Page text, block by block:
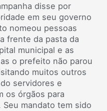
disse por
em seu governo
nomeou pessoas
frente da pasta da
municipal e as
o prefeito não parou
muitos outros
servidores e
os órgãos para
mandato tem sido